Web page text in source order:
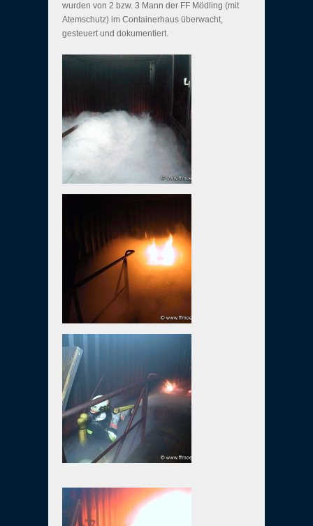
wurden von 2 bzw. 3 Mann der FF Mödling (mit
Atemschutz) im Containerhaus überwacht,
gesteuert und dokumentiert.